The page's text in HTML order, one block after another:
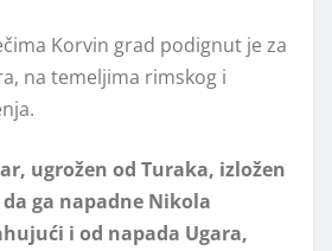
Korvin grad podignut je za
na temeljima rimskog i
ugrožen od Turaka, izložen
ga napadne Nikola
i od napada Ugara,